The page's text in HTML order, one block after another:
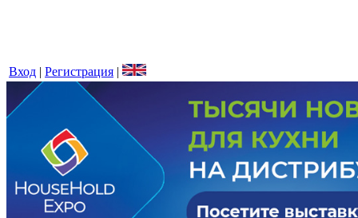
Вход | Регистрация |